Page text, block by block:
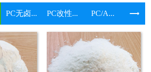
PC无卤... PC改性... PC/A... 溴系